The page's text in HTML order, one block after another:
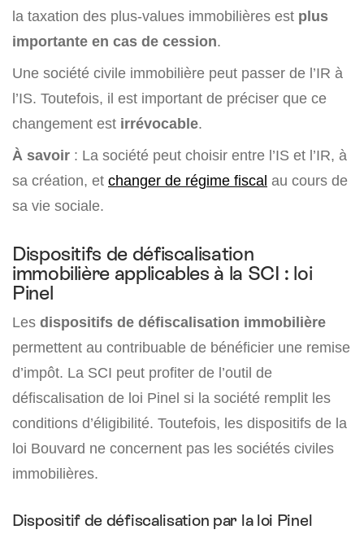
la taxation des plus-values immobilières est plus
importante en cas de cession.
Une société civile immobilière peut passer de l’IR à
l’IS. Toutefois, il est important de préciser que ce
changement est irrévocable.
À savoir : La société peut choisir entre l’IS et l’IR, à
sa création, et changer de régime fiscal au cours de
sa vie sociale.
Dispositifs de défiscalisation
immobilière applicables à la SCI : loi
Pinel
Les dispositifs de défiscalisation immobilière
permettent au contribuable de bénéficier une remise
d’impôt. La SCI peut profiter de l’outil de
défiscalisation de loi Pinel si la société remplit les
conditions d’éligibilité. Toutefois, les dispositifs de la
loi Bouvard ne concernent pas les sociétés civiles
immobilières.
Dispositif de défiscalisation par la loi Pinel